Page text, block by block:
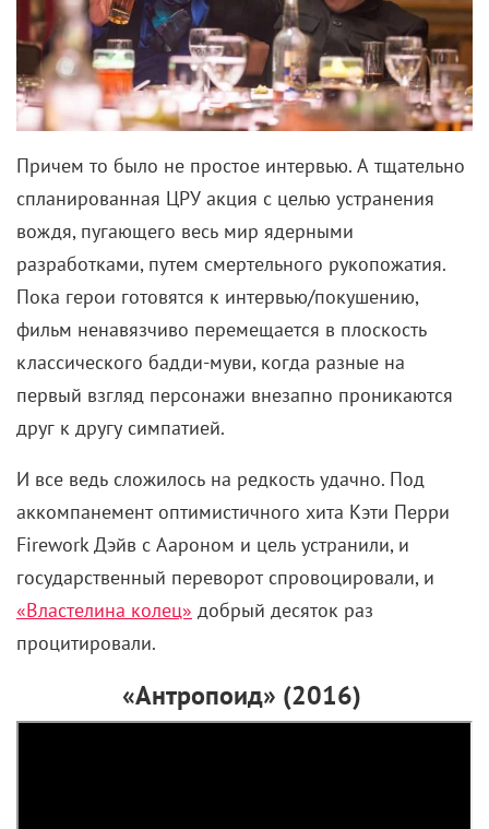
тот хамит ученикам, то и дело пытаясь их уличить в
воображаемых непотребствах.
Безответственный руководитель
Вы хоть помните, сколько раз Дамблдор сливался и
снимал с себя ответственность? Мол, Гарри, у тебя
свой путь, ты давай там как-нибудь сам. И
философский камень найди, и Волан-де-Морта
Словом, такой себе директор. Мальчику 11 лет, а он
взрослые проблемы решает.